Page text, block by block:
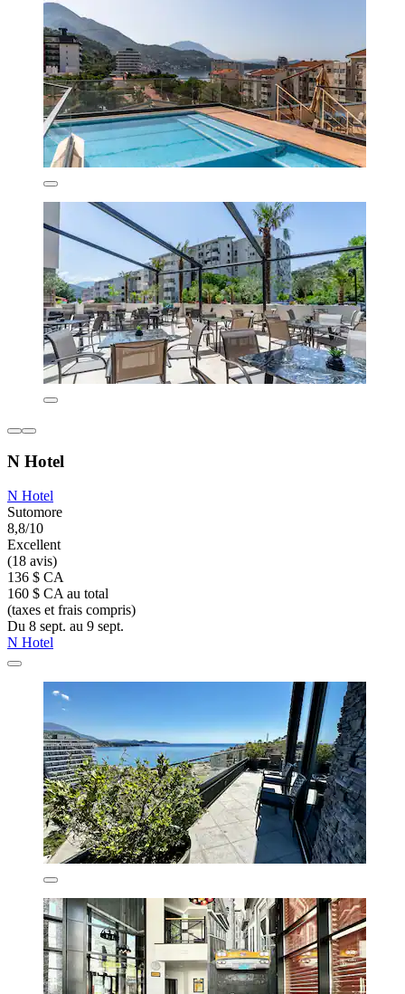
N Hotel
N Hotel
Sutomore
8,8/10
Excellent
(18 avis)
136 $ CA
160 $ CA au total
(taxes et frais compris)
Du 8 sept. au 9 sept.
N Hotel